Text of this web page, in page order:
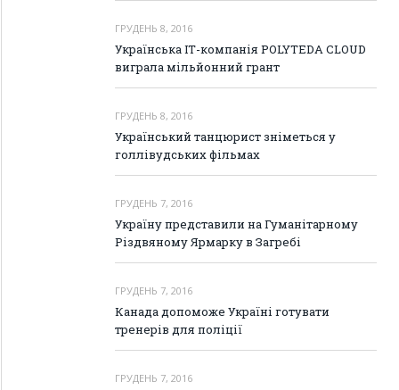
ГРУДЕНЬ 8, 2016
Українська ІТ-компанія POLYTEDA CLOUD
виграла мільйонний грант
ГРУДЕНЬ 8, 2016
Український танцюрист зніметься у
голлівудських фільмах
ГРУДЕНЬ 7, 2016
Україну представили на Гуманітарному
Різдвяному Ярмарку в Загребі
ГРУДЕНЬ 7, 2016
Канада допоможе Україні готувати
тренерів для поліції
ГРУДЕНЬ 7, 2016